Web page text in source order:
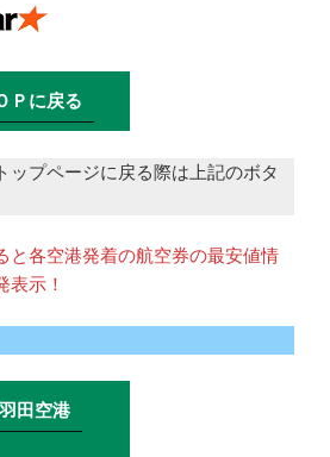
Ｐに戻る
ップページに戻る際は上記のボタ
と各空港発着の航空券の最安値情
表示！
田空港